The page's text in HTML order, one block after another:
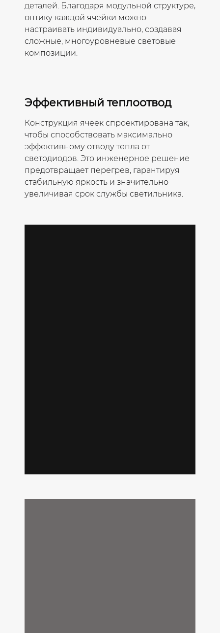
деталей. Благодаря модульной структуре,
оптику каждой ячейки можно
настраивать индивидуально, создавая
сложные, многоуровневые световые
композиции.
Эффективный теплоотвод
Конструкция ячеек спроектирована так,
чтобы способствовать максимально
эффективному отводу тепла от
светодиодов. Это инженерное решение
предотвращает перегрев, гарантируя
стабильную яркость и значительно
увеличивая срок службы светильника.